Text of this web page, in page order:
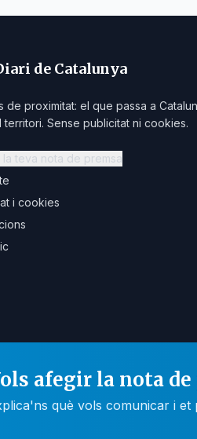
de Catalunya
de proximitat: el que passa a
territori. Sense publicitat ni cookies.
la teva nota de premsa
i cookies
afegir la nota de
què vols comunicar i